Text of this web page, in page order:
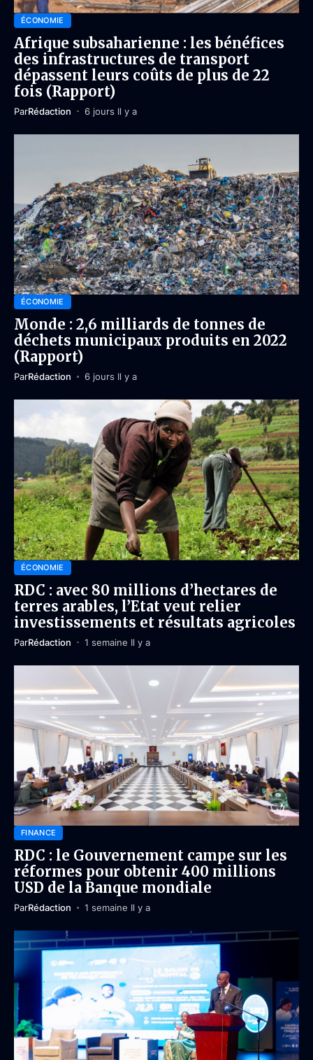
ÉCONOMIE
Afrique subsaharienne : les bénéfices
des infrastructures de transport
dépassent leurs coûts de plus de 22
fois (Rapport)
ParRédaction 6 jours Il y a
ÉCONOMIE
Monde : 2,6 milliards de tonnes de
déchets municipaux produits en 2022
(Rapport)
ParRédaction 6 jours Il y a
ÉCONOMIE
RDC : avec 80 millions d’hectares de
terres arables, l’Etat veut relier
investissements et résultats agricoles
ParRédaction 1 semaine Il y a
FINANCE
RDC : le Gouvernement campe sur les
réformes pour obtenir 400 millions
USD de la Banque mondiale
ParRédaction 1 semaine Il y a